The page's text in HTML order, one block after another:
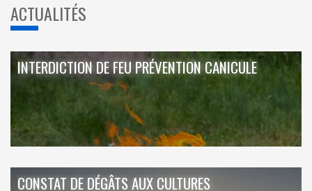
ACTUALITÉS
INTERDICTION DE FEU PRÉVENTION CANICULE
CONSTAT DE DÉGÂTS AUX CULTURES